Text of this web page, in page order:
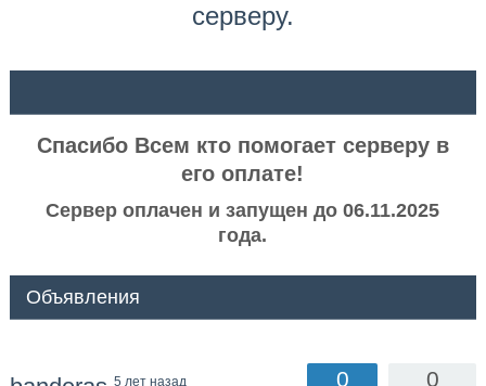
серверу.
Спасибо Всем кто помогает серверу в
его оплате!
Сервер оплачен и запущен до 06.11.2025
года.
Объявления
5 лет назад 0
0